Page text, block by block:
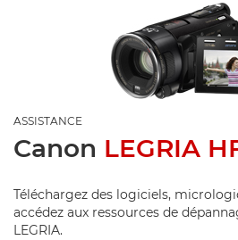
ASSISTANCE
Canon LEGRIA
Téléchargez des logiciels,
accédez aux ressources de
LEGRIA.